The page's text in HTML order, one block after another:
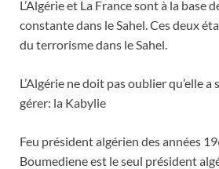
L’Algérie et La France sont à la base
constante dans le Sahel. Ces deux
du terrorisme dans le Sahel.
L’Algérie ne doit pas oublier qu’elle
gérer: la Kabylie
Feu président algérien des années
Boumediene est le seul président